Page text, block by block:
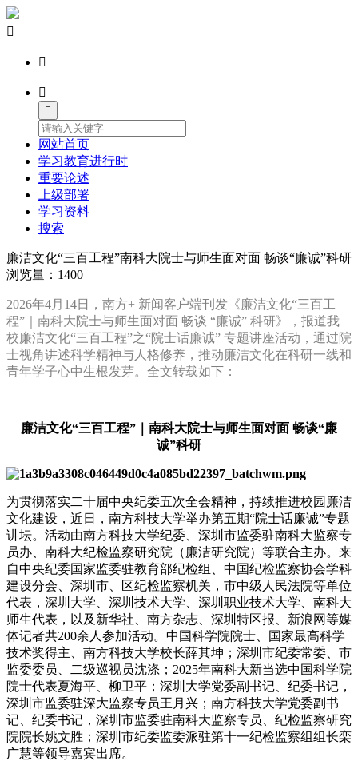




网站首页
学习教育进行时
重要论述
上级部署
学习资料
搜索
廉洁文化“三百工程”南科大院士与师生面对面 畅谈“廉诚”科研
浏览量：1400
2026年4月14日，南方+ 新闻客户端刊发《廉洁文化“三百工
程”｜南科大院士与师生面对面 畅谈 “廉诚” 科研》，报道我
校廉洁文化“三百工程”之“院士话廉诚” 专题讲座活动，通过院
士视角讲述科学精神与人格修养，推动廉洁文化在科研一线和
青年学子心中生根发芽。全文转载如下：
廉洁文化“三百工程”｜南科大院士与师生面对面 畅谈“廉
诚”科研
为贯彻落实二十届中央纪委五次全会精神，持续推进校园廉洁
文化建设，近日，南方科技大学举办第五期“院士话廉诚”专题
讲坛。活动由南方科技大学纪委、深圳市监委驻南科大监察专
员办、南科大纪检监察研究院（廉洁研究院）等联合主办。来
自中央纪委国家监委驻教育部纪检组、中国纪检监察协会学科
建设分会、深圳市、区纪检监察机关，市中级人民法院等单位
代表，深圳大学、深圳技术大学、深圳职业技术大学、南科大
师生代表，以及新华社、南方杂志、深圳特区报、新浪网等媒
体记者共200余人参加活动。中国科学院院士、国家最高科学
技术奖得主、南方科技大学校长薛其坤；深圳市纪委常委、市
监委委员、二级巡视员沈涤；2025年南科大新当选中国科学院
院士代表夏海平、柳卫平；深圳大学党委副书记、纪委书记，
深圳市监委驻深大监察专员王月兴；南方科技大学党委副书
记、纪委书记，深圳市监委驻南科大监察专员、纪检监察研究
院院长姚文胜；深圳市纪委监委派驻第十一纪检监察组组长栾
广慧等领导嘉宾出席。